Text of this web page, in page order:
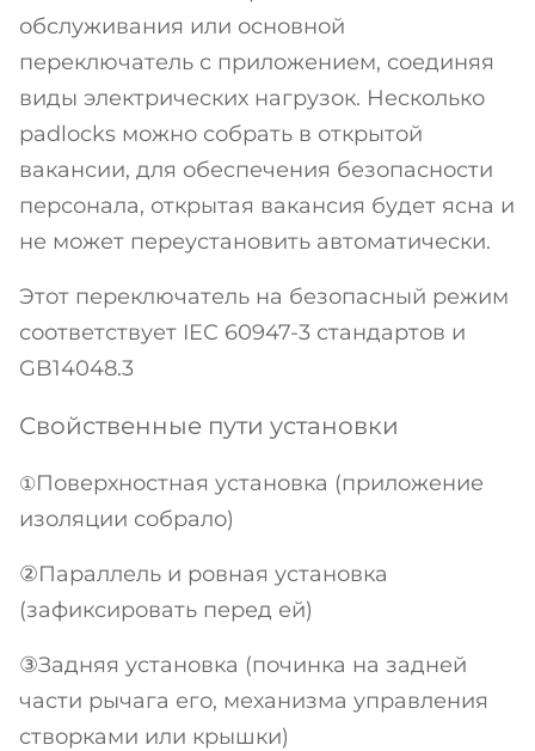
332
32 230-440V
40 230-440V
UKP3-
340
50 230-440V
230-440V
363
230-440V
UKP5-
обслуживания или основной
переключатель с приложением, соединяя
виды электрических нагрузок. Несколько
padlocks можно собрать в открытой
вакансии, для обеспечения безопасности
персонала, открытая вакансия будет ясна и
не может переустановить автоматически.
Этот переключатель на безопасный режим
соответствует IEC 60947-3 стандартов и
GB14048.3
Свойственные пути установки
①Поверхностная установка (приложение
изоляции собрало)
②Параллель и ровная установка
(зафиксировать перед ей)
③Задняя установка (починка на задней
части рычага его, механизма управления
створками или крышки)